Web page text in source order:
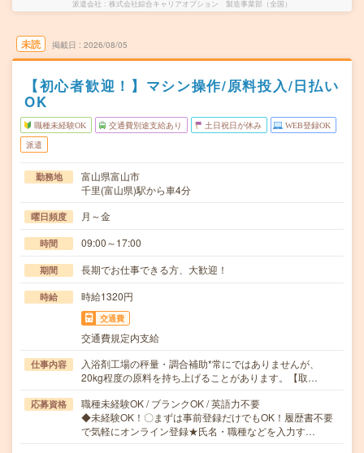
派遣会社 株式会社綜合キャリアオプション 製造事業部（全国）
未読 掲載日 2026/08/05
【初心者歓迎！】マシン操作/原料投入/日払い
OK
職種未経験OK 交通費別途支給あり 土日祝日が休み WEB登録OK
派遣
勤務地
富山県富山市
千里(富山県)駅から車4分
曜日頻度 月～金
時間 09:00～17:00
期間 長期でお仕事できる方、大歓迎！
時給 時給1320円
交通費
交通費規定内支給
仕事内容
入浴剤工場の秤量・調合補助*常にではありませんが、
20kg程度の原料を持ち上げることがあります。【取…
応募資格
職種未経験OK / ブランクOK / 英語力不要
◆未経験OK！〇まずは事前登録だけでもOK！履歴書不要
で気軽にオンライン登録★氏名・職種などを入力す…